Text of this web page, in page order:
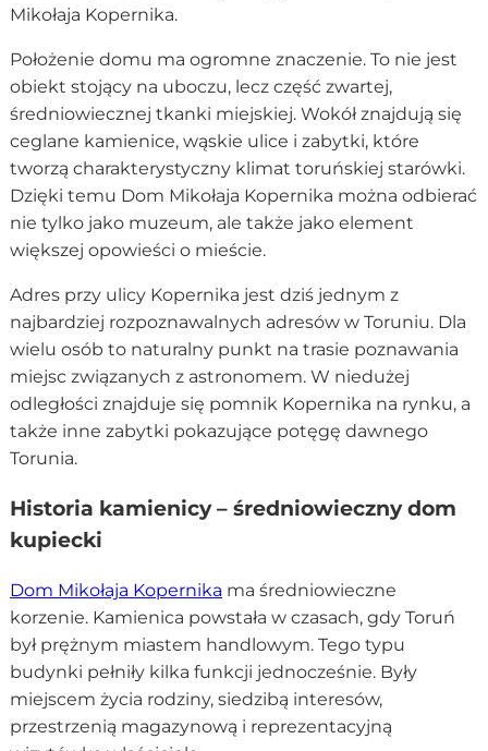
Mikołaja Kopernika.
Położenie domu ma ogromne znaczenie. To nie jest
obiekt stojący na uboczu, lecz część zwartej,
średniowiecznej tkanki miejskiej. Wokół znajdują się
ceglane kamienice, wąskie ulice i zabytki, które
tworzą charakterystyczny klimat toruńskiej starówki.
Dzięki temu Dom Mikołaja Kopernika można odbierać
nie tylko jako muzeum, ale także jako element
większej opowieści o mieście.
Adres przy ulicy Kopernika jest dziś jednym z
najbardziej rozpoznawalnych adresów w Toruniu. Dla
wielu osób to naturalny punkt na trasie poznawania
miejsc związanych z astronomem. W niedużej
odległości znajduje się pomnik Kopernika na rynku, a
także inne zabytki pokazujące potęgę dawnego
Torunia.
Historia kamienicy – średniowieczny dom
kupiecki
Dom Mikołaja Kopernika ma średniowieczne
korzenie. Kamienica powstała w czasach, gdy Toruń
był prężnym miastem handlowym. Tego typu
budynki pełniły kilka funkcji jednocześnie. Były
miejscem życia rodziny, siedzibą interesów,
przestrzenią magazynową i reprezentacyjną